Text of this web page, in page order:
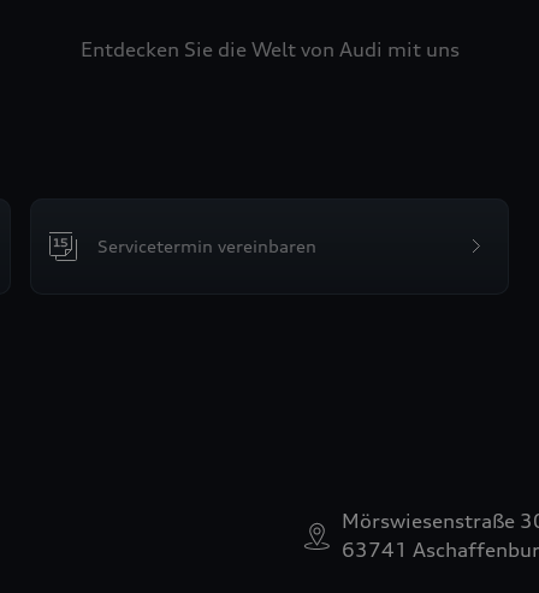
Entdecken Sie die Welt von Audi mit uns
Servicetermin vereinbaren
Mörswiesenstraße
63741